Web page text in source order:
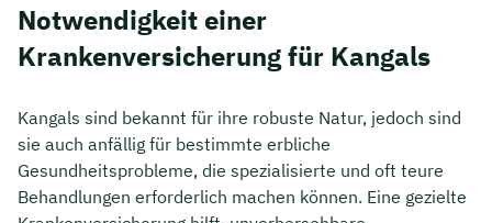
Notwendigkeit einer
Krankenversicherung für Kangals
Kangals sind bekannt für ihre robuste Natur, jedoch sind
sie auch anfällig für bestimmte erbliche
Gesundheitsprobleme, die spezialisierte und oft teure
Behandlungen erforderlich machen können. Eine gezielte